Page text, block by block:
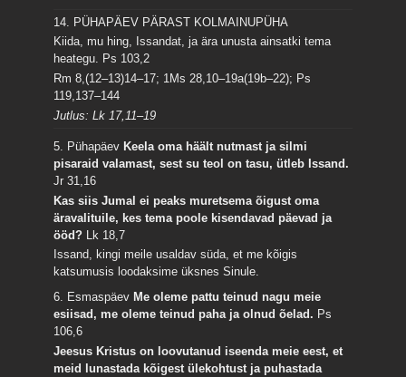
14. PÜHAPÄEV PÄRAST KOLMAINUPÜHA
Kiida, mu hing, Issandat, ja ära unusta ainsatki tema
heategu. Ps 103,2
Rm 8,(12–13)14–17; 1Ms 28,10–19a(19b–22); Ps
119,137–144
Jutlus: Lk 17,11–19
5. Pühapäev Keela oma häält nutmast ja silmi
pisaraid valamast, sest su teol on tasu, ütleb Issand.
Jr 31,16
Kas siis Jumal ei peaks muretsema õigust oma
äravalituile, kes tema poole kisendavad päevad ja
ööd? Lk 18,7
Issand, kingi meile usaldav süda, et me kõigis
katsumusis loodaksime üksnes Sinule.
6. Esmaspäev Me oleme pattu teinud nagu meie
esiisad, me oleme teinud paha ja olnud õelad. Ps
106,6
Jeesus Kristus on loovutanud iseenda meie eest, et
meid lunastada kõigest ülekohtust ja puhastada